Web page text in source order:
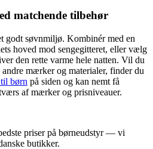
matchende tilbehør
godt søvnmiljø. Kombinér med en
hoved mod sengegitteret, eller vælg
den rette varme hele natten. Vil du
mærker og materialer, finder du
børn på siden og kan nemt få
af mærker og prisniveauer.
priser på børneudstyr — vi
butikker.